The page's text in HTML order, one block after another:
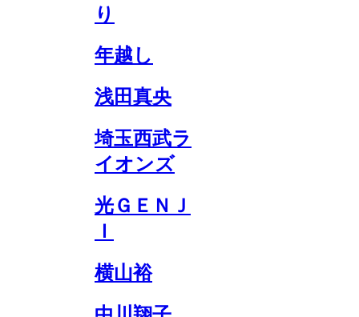
り
年越し
浅田真央
埼玉西武ラ
イオンズ
光ＧＥＮＪ
横山裕